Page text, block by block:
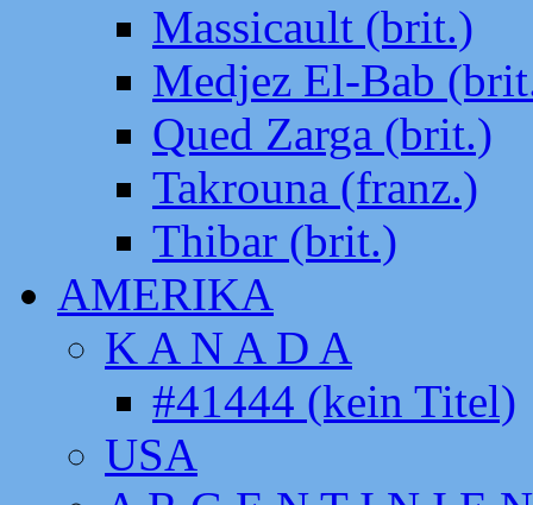
Massicault (brit.)
Medjez El-Bab
Qued Zarga (brit.)
Takrouna (franz.)
Thibar (brit.)
AMERIKA
K A N A D A
#41444 (kein Titel)
USA